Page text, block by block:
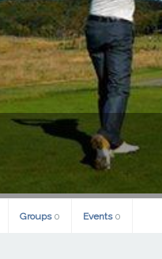
Groups 0 Events 0